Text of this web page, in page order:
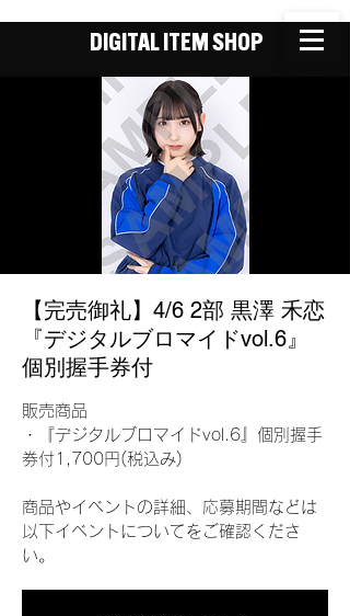
DIGITAL ITEM SHOP
【完売御礼】4/6 2部 黒澤 禾恋
『デジタルブロマイドvol.6』
個別握手券付
販売商品
・『デジタルブロマイドvol.6』個別握手
券付1,700円(税込み)
商品やイベントの詳細、応募期間などは
以下イベントについてをご確認くださ
い。